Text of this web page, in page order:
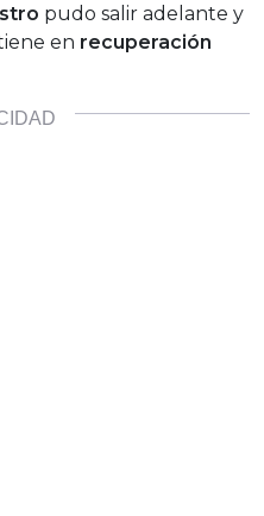
pudo salir adelante y
en recuperación